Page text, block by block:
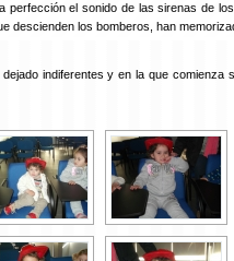
perfección el sonido de las sirenas de
descienden los bomberos, han
indiferentes y en la que comienza